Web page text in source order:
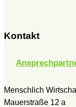
Kontakt
Menschlich
Mauerstraße 12 a